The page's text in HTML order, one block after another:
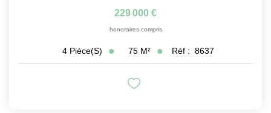
229 000 €
honoraires compris
4 Pièce(s) 75 M² Réf : 8637